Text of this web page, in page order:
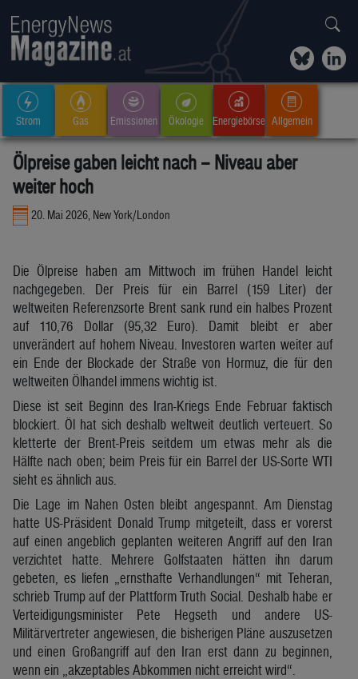
Strom Gas Emissionen Ökologie Energiebörse Allgemein
Ölpreise gaben leicht nach – Niveau aber
weiter hoch
20. Mai 2026, New York/London
Die Ölpreise haben am Mittwoch im frühen Handel leicht
nachgegeben. Der Preis für ein Barrel (159 Liter) der
weltweiten Referenzsorte Brent sank rund ein halbes Prozent
auf 110,76 Dollar (95,32 Euro). Damit bleibt er aber
unverändert auf hohem Niveau. Investoren warten weiter auf
ein Ende der Blockade der Straße von Hormuz, die für den
weltweiten Ölhandel immens wichtig ist.
Diese ist seit Beginn des Iran-Kriegs Ende Februar faktisch
blockiert. Öl hat sich deshalb weltweit deutlich verteuert. So
kletterte der Brent-Preis seitdem um etwas mehr als die
Hälfte nach oben; beim Preis für ein Barrel der US-Sorte WTI
sieht es ähnlich aus.
Die Lage im Nahen Osten bleibt angespannt. Am Dienstag
hatte US-Präsident Donald Trump mitgeteilt, dass er vorerst
auf einen angeblich geplanten weiteren Angriff auf den Iran
verzichtet hatte. Mehrere Golfstaaten hätten ihn darum
gebeten, es liefen „ernsthafte Verhandlungen“ mit Teheran,
schrieb Trump auf der Plattform Truth Social. Deshalb habe er
Verteidigungsminister Pete Hegseth und andere US-
Militärvertreter angewiesen, die bisherigen Pläne auszusetzen
und einen Großangriff auf den Iran erst dann zu beginnen,
wenn ein „akzeptables Abkommen nicht erreicht wird“.